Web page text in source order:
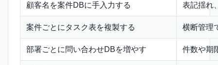
顧客名を案件DBに手入力する 表記揺れ
案件ごとにタスク表を複製する 横断管理
部署ごとに問い合わせDBを増やす 件数や期